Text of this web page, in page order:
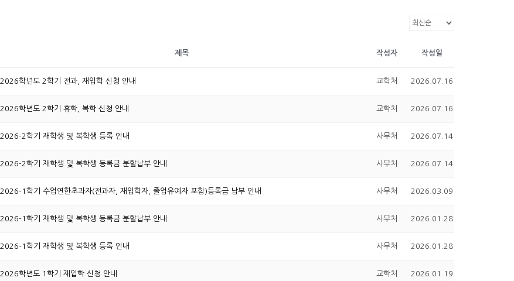
제목 작성자 작성일
2026학년도 2학기 전과, 재입학 신청 안내 교학처 2026.07.16
2026학년도 2학기 휴학, 복학 신청 안내 교학처 2026.07.16
2026-2학기 재학생 및 복학생 등록 안내 사무처 2026.07.14
2026-2학기 재학생 및 복학생 등록금 분할납부 안내 사무처 2026.07.14
2026-1학기 수업연한초과자(전과자, 재입학자, 졸업유예자 포함)등록금 납부 안내 사무처 2026.03.09
2026-1학기 재학생 및 복학생 등록금 분할납부 안내 사무처 2026.01.28
2026-1학기 재학생 및 복학생 등록 안내 사무처 2026.01.28
2026학년도 1학기 재입학 신청 안내 교학처 2026.01.19